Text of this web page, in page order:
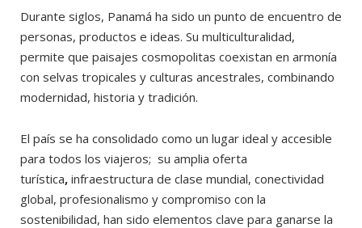
Durante siglos, Panamá ha sido un punto de encuentro de
personas, productos e ideas. Su multiculturalidad,
permite que paisajes cosmopolitas coexistan en armonía
con selvas tropicales y culturas ancestrales, combinando
modernidad, historia y tradición.
El país se ha consolidado como un lugar ideal y accesible
para todos los viajeros; su amplia oferta
turística, infraestructura de clase mundial, conectividad
global, profesionalismo y compromiso con la
sostenibilidad, han sido elementos clave para ganarse la